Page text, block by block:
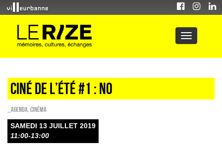
Ciné de l’été #1 : No
_Agenda Cinéma
SAMEDI 13 JUILLET 2019
11:00-13:00